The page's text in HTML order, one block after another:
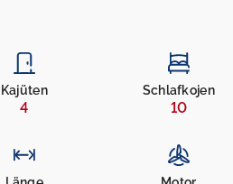
Kajüten
4
Schlafkojen
10